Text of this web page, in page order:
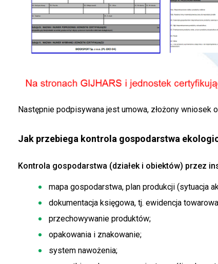
Następnie podpisywana jest umowa, złożony wniosek
Jak przebiega kontrola gospodarstwa
Kontrola gospodarstwa (działek i obiektów) przez
mapa gospodarstwa, plan produkcji (sytuacja
dokumentacja księgowa, tj. ewidencja
przechowywanie produktów;
opakowania i znakowanie;
system nawożenia;